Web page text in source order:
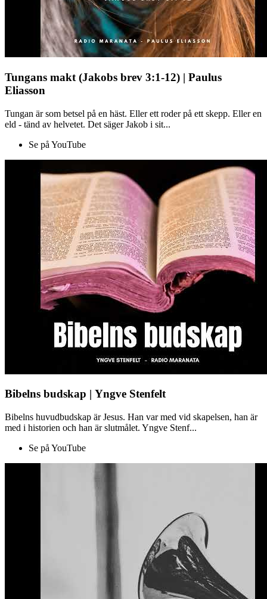
Tungans makt (Jakobs brev 3:1-12) | Paulus
Eliasson
Tungan är som betsel på en häst. Eller ett roder på ett skepp. Eller en
eld - tänd av helvetet. Det säger Jakob i sit...
Se på YouTube
Bibelns budskap | Yngve Stenfelt
Bibelns huvudbudskap är Jesus. Han var med vid skapelsen, han är
med i historien och han är slutmålet. Yngve Stenf...
Se på YouTube